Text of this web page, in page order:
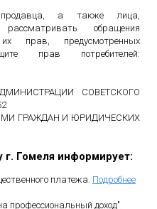
а также лица,
рассматривать обращения
прав, предусмотренных
прав потребителей:
СОВЕТСКОГО
ГРАЖДАН И ЮРИДИЧЕСКИХ
Гомеля информирует:
платежа. Подробнее
профессиональный доход".